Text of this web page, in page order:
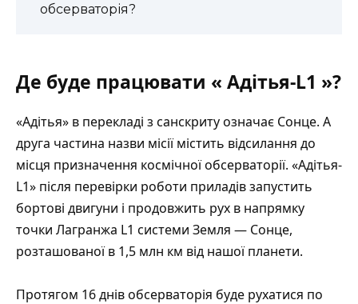
обсерваторія?
Де буде працювати « Адітья-L1 »?
«Адітья» в перекладі з санскриту означає Сонце. А
друга частина назви місії містить відсилання до
місця призначення космічної обсерваторії. «Адітья-
L1» після перевірки роботи приладів запустить
бортові двигуни і продовжить рух в напрямку
точки Лагранжа L1 системи Земля — Сонце,
розташованої в 1,5 млн км від нашої планети.
Протягом 16 днів обсерваторія буде рухатися по